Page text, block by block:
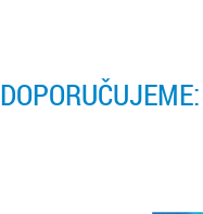
DOPORUČUJEME: